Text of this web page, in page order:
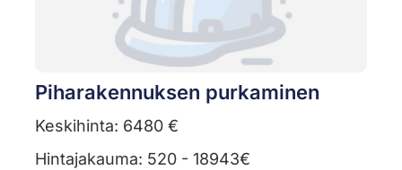
Piharakennuksen purkaminen
Keskihinta: 6480 €
Hintajakauma: 520 - 18943€